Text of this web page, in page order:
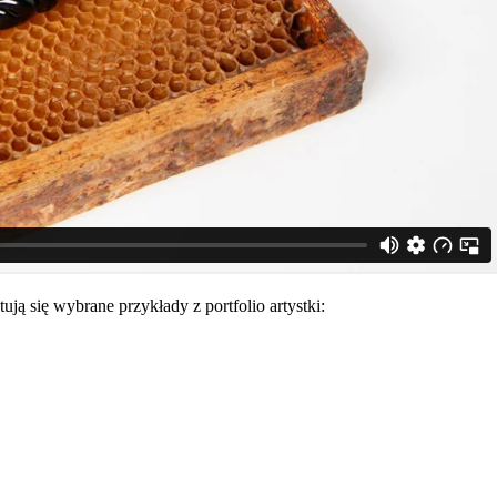
się wybrane przykłady z portfolio artystki: